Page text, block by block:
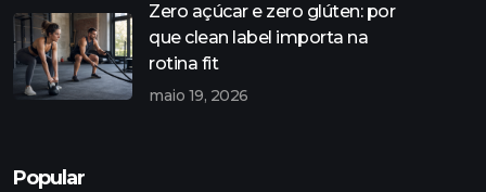
Zero açúcar e zero glúten: por
que clean label importa na
rotina fit
maio 19, 2026
Popular